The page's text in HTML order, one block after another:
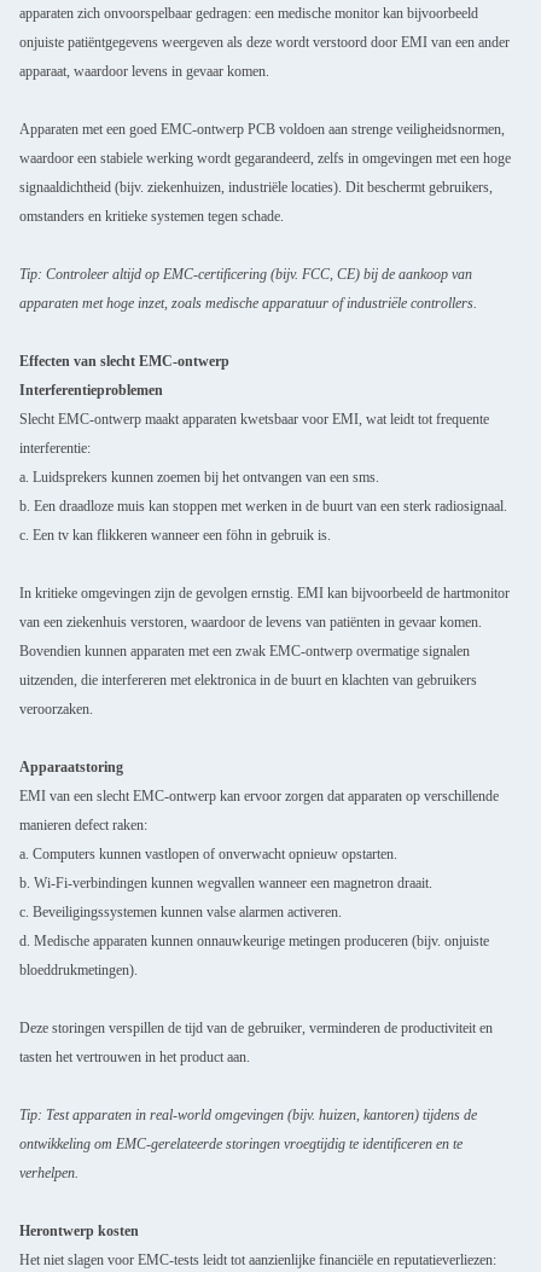
apparaten zich onvoorspelbaar gedragen: een medische monitor kan bijvoorbeeld
onjuiste patiëntgegevens weergeven als deze wordt verstoord door EMI van een ander
apparaat, waardoor levens in gevaar komen.
Apparaten met een goed EMC-ontwerp PCB voldoen aan strenge veiligheidsnormen,
waardoor een stabiele werking wordt gegarandeerd, zelfs in omgevingen met een hoge
signaaldichtheid (bijv. ziekenhuizen, industriële locaties). Dit beschermt gebruikers,
omstanders en kritieke systemen tegen schade.
Tip: Controleer altijd op EMC-certificering (bijv. FCC, CE) bij de aankoop van
apparaten met hoge inzet, zoals medische apparatuur of industriële controllers.
Effecten van slecht EMC-ontwerp
Interferentieproblemen
Slecht EMC-ontwerp maakt apparaten kwetsbaar voor EMI, wat leidt tot frequente
interferentie:
a. Luidsprekers kunnen zoemen bij het ontvangen van een sms.
b. Een draadloze muis kan stoppen met werken in de buurt van een sterk radiosignaal.
c. Een tv kan flikkeren wanneer een föhn in gebruik is.
In kritieke omgevingen zijn de gevolgen ernstig. EMI kan bijvoorbeeld de hartmonitor
van een ziekenhuis verstoren, waardoor de levens van patiënten in gevaar komen.
Bovendien kunnen apparaten met een zwak EMC-ontwerp overmatige signalen
uitzenden, die interfereren met elektronica in de buurt en klachten van gebruikers
veroorzaken.
Apparaatstoring
EMI van een slecht EMC-ontwerp kan ervoor zorgen dat apparaten op verschillende
manieren defect raken:
a. Computers kunnen vastlopen of onverwacht opnieuw opstarten.
b. Wi-Fi-verbindingen kunnen wegvallen wanneer een magnetron draait.
c. Beveiligingssystemen kunnen valse alarmen activeren.
d. Medische apparaten kunnen onnauwkeurige metingen produceren (bijv. onjuiste
bloeddrukmetingen).
Deze storingen verspillen de tijd van de gebruiker, verminderen de productiviteit en
tasten het vertrouwen in het product aan.
Tip: Test apparaten in real-world omgevingen (bijv. huizen, kantoren) tijdens de
ontwikkeling om EMC-gerelateerde storingen vroegtijdig te identificeren en te
verhelpen.
Herontwerp kosten
Het niet slagen voor EMC-tests leidt tot aanzienlijke financiële en reputatieverliezen: